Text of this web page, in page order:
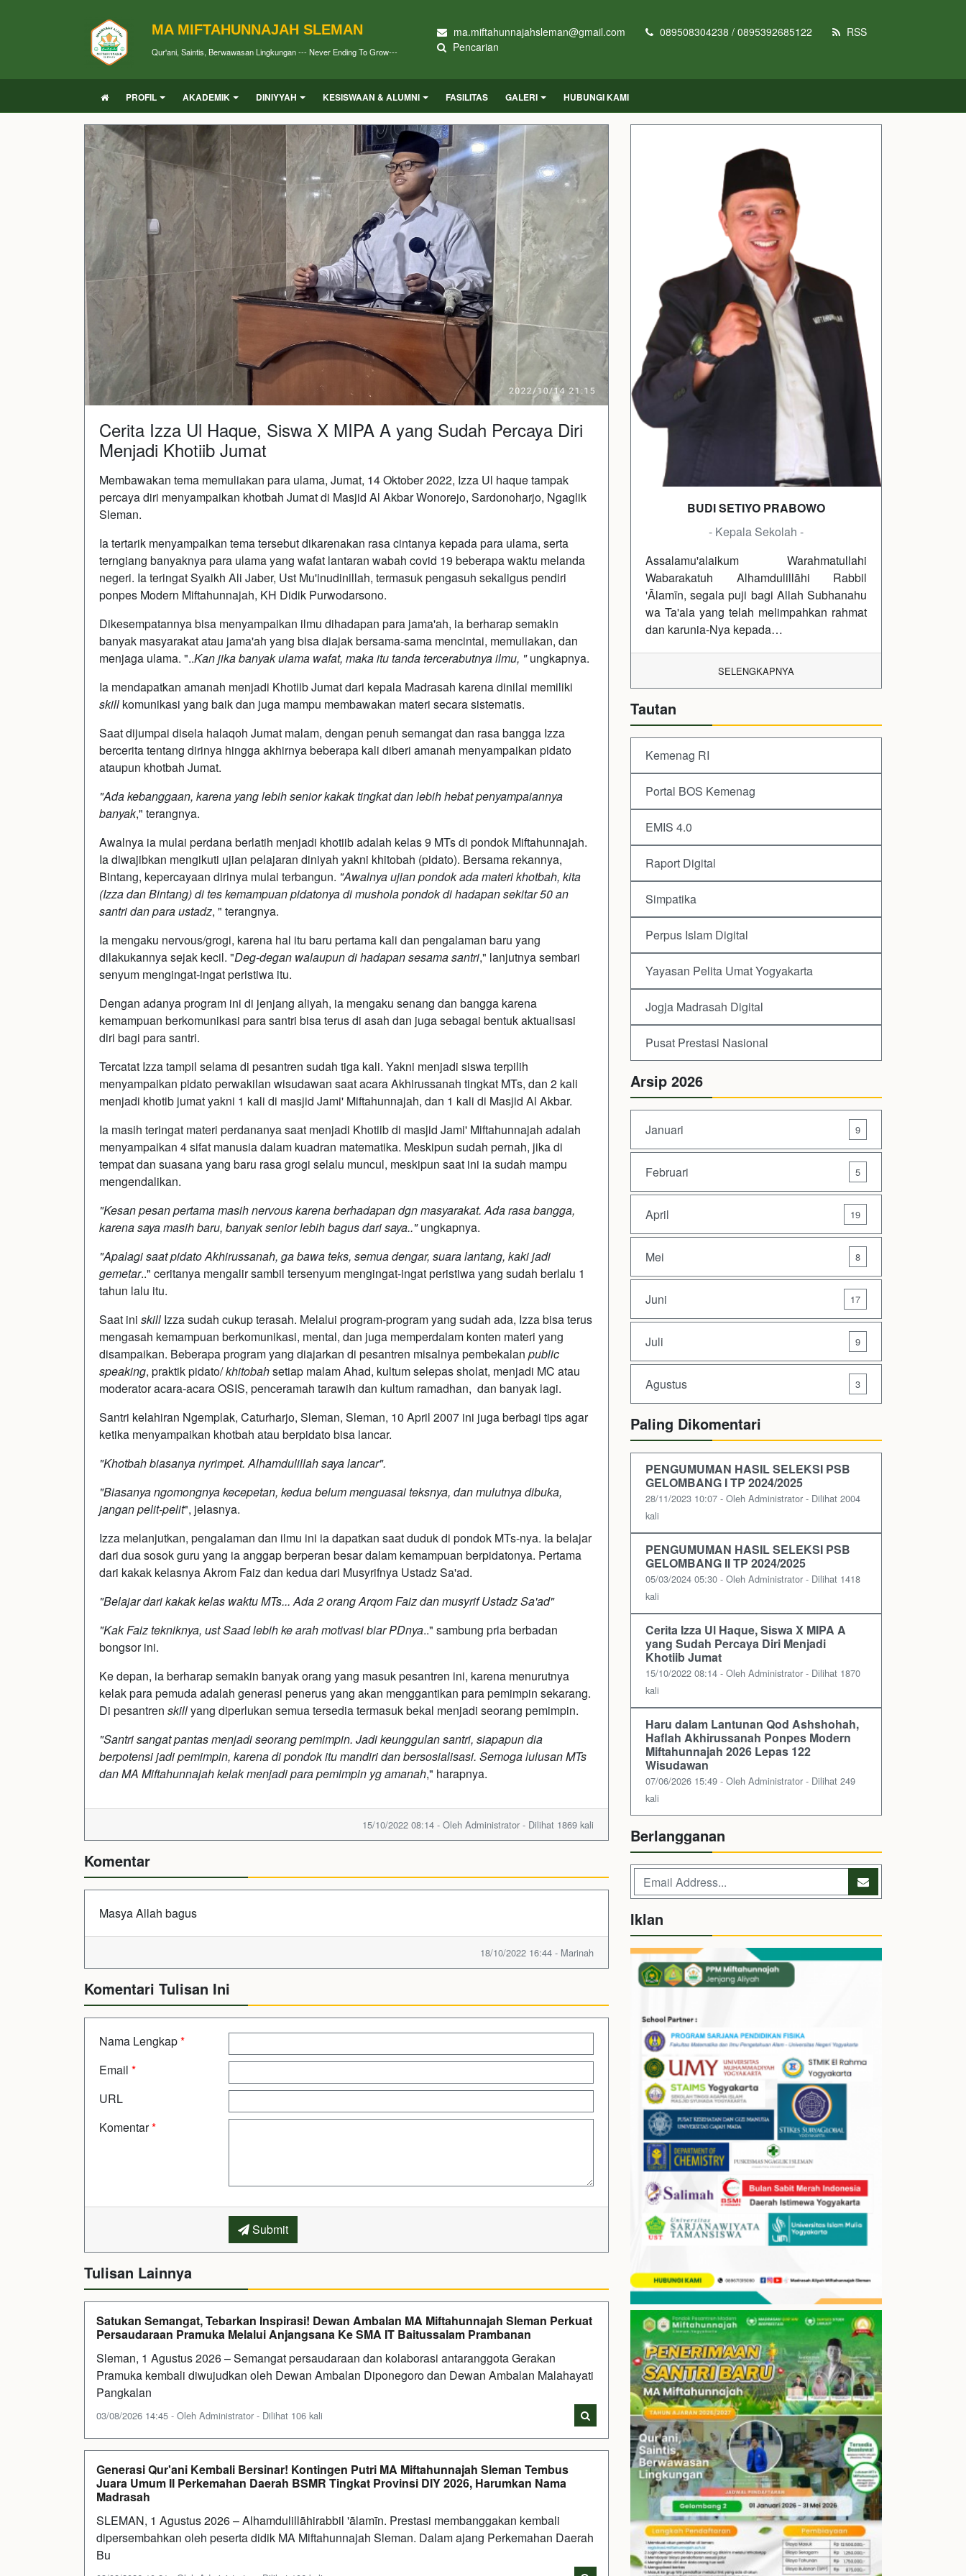
MA MIFTAHUNNAJAH SLEMAN
Qur'ani, Saintis, Berwawasan Lingkungan --- Never Ending To Grow---
ma.miftahunnajahsleman@gmail.com 089508304238 / 0895392685122
RSS
Pencarian
PROFIL AKADEMIK DINIYYAH KESISWAAN & ALUMNI FASILITAS GALERI HUBUNGI KAMI
Cerita Izza Ul Haque, Siswa X MIPA A yang Sudah Percaya Diri
Menjadi Khotiib Jumat
Membawakan tema memuliakan para ulama, Jumat, 14 Oktober 2022, Izza Ul haque tampak
percaya diri menyampaikan khotbah Jumat di Masjid Al Akbar Wonorejo, Sardonoharjo, Ngaglik
Sleman.
Ia tertarik menyampaikan tema tersebut dikarenakan rasa cintanya kepada para ulama, serta
terngiang banyaknya para ulama yang wafat lantaran wabah covid 19 beberapa waktu melanda
negeri. Ia teringat Syaikh Ali Jaber, Ust Mu'inudinillah, termasuk pengasuh sekaligus pendiri
ponpes Modern Miftahunnajah, KH Didik Purwodarsono.
Dikesempatannya bisa menyampaikan ilmu dihadapan para jama'ah, ia berharap semakin
banyak masyarakat atau jama'ah yang bisa diajak bersama-sama mencintai, memuliakan, dan
menjaga ulama. "..Kan jika banyak ulama wafat, maka itu tanda tercerabutnya ilmu, "ungkapnya.
Ia mendapatkan amanah menjadi Khotiib Jumat dari kepala Madrasah karena dinilai memiliki
skill komunikasi yang baik dan juga mampu membawakan materi secara sistematis.
Saat dijumpai disela halaqoh Jumat malam, dengan penuh semangat dan rasa bangga Izza
bercerita tentang dirinya hingga akhirnya beberapa kali diberi amanah menyampaikan pidato
ataupun khotbah Jumat.
"Ada kebanggaan, karena yang lebih senior kakak tingkat dan lebih hebat penyampaiannya
banyak," terangnya.
Awalnya ia mulai perdana berlatih menjadi khotiib adalah kelas 9 MTs di pondok Miftahunnajah.
Ia diwajibkan mengikuti ujian pelajaran diniyah yakni khitobah (pidato). Bersama rekannya,
Bintang, kepercayaan dirinya mulai terbangun. "Awalnya ujian pondok ada materi khotbah, kita
(Izza dan Bintang) di tes kemampuan pidatonya di musholapondok di hadapan sekitar 50 an
santri dan para ustadz, " terangnya.
Ia mengaku nervous/grogi, karena hal itu baru pertama kali dan pengalaman baru yang
dilakukannya sejak kecil. "Deg-degan walaupun di hadapan sesama santri," lanjutnya sembari
senyum mengingat-ingat peristiwa itu.
Dengan adanya program ini di jenjang aliyah, ia mengaku senang dan bangga karena
kemampuan berkomunikasi para santri bisa terus di asah dan juga sebagai bentuk aktualisasi
diri bagi para santri.
Tercatat Izza tampil selama di pesantren sudah tiga kali. Yakni menjadi siswa terpilih
menyampaikan pidato perwakilan wisudawan saat acara Akhirussanah tingkat MTs, dan 2 kali
menjadi khotib jumat yakni 1 kali di masjid Jami' Miftahunnajah, dan 1 kali di Masjid Al Akbar.
Ia masih teringat materi perdananya saat menjadi Khotiib di masjid Jami' Miftahunnajah adalah
menyampaikan 4 sifat manusia dalam kuadran matematika. Meskipun sudah pernah, jika di
tempat dan suasana yang baru rasa grogi selalu muncul, meskipun saat ini ia sudah mampu
mengendalikan.
"Kesan pesan pertama masih nervous karena berhadapan dgn masyarakat. Ada rasa bangga,
karena saya masih baru, banyak senior lebih bagus dari saya.."ungkapnya.
"Apalagi saat pidato Akhirussanah, ga bawa teks, semua dengar, suara lantang, kaki jadi
gemetar.." ceritanya mengalir sambil tersenyum mengingat-ingat peristiwa yang sudah berlalu 1
tahun lalu itu.
Saat ini skill Izza sudah cukup terasah. Melalui program-program yang sudah ada, Izza bisa terus
mengasah kemampuan berkomunikasi, mental, dan juga memperdalam konten materi yang
disampaikan. Beberapa program yang diajarkan di pesantren misalnya pembekalan public
speaking, praktik pidato/khitobahsetiap malam Ahad, kultum selepas sholat, menjadi MC atau
moderator acara-acara OSIS, penceramah tarawih dan kultum ramadhan, dan banyak lagi.
Santri kelahiran Ngemplak, Caturharjo, Sleman, Sleman, 10 April 2007 ini juga berbagi tips agar
ketika menyampaikan khotbah atau berpidato bisa lancar.
"Khotbah biasanya nyrimpet. Alhamdulillah saya lancar".
"Biasanya ngomongnya kecepetan, kedua belum menguasai teksnya, dan mulutnya dibuka,
jangan pelit-pelit", jelasnya.
Izza melanjutkan, pengalaman dan ilmu ini ia dapatkan saat duduk di pondok MTs-nya. Ia belajar
dari dua sosok guru yang ia anggap berperan besar dalam kemampuan berpidatonya. Pertama
dari kakak kelasnya Akrom Faiz dan kedua dari Musyrifnya Ustadz Sa'ad.
"Belajar dari kakak kelas waktu MTs... Ada 2 orang Arqom Faiz dan musyrif Ustadz Sa'ad"
"Kak Faiz tekniknya, ust Saad lebih ke arah motivasi biar PDnya.." sambung pria berbadan
bongsor ini.
Ke depan, ia berharap semakin banyak orang yang masuk pesantren ini, karena menurutnya
kelak para pemuda adalah generasi penerus yang akan menggantikan para pemimpin sekarang.
Di pesantren skillyang diperlukan semua tersedia termasuk bekal menjadi seorang pemimpin.
"Santri sangat pantas menjadi seorang pemimpin. Jadi keunggulan santri, siapapun dia
berpotensi jadi pemimpin, karena di pondok itu mandiri dan bersosialisasi. Semoga lulusan MTs
dan MA Miftahunnajah kelak menjadi para pemimpin yg amanah," harapnya.
15/10/2022 08:14 - Oleh Administrator - Dilihat 1869 kali
Komentar
Masya Allah bagus
18/10/2022 16:44 - Marinah
Komentari Tulisan Ini
Nama Lengkap*
Email *
URL
Komentar*
Submit
Tulisan Lainnya
Satukan Semangat, Tebarkan Inspirasi! Dewan Ambalan MA Miftahunnajah Sleman Perkuat
Persaudaraan Pramuka Melalui Anjangsana Ke SMA IT Baitussalam Prambanan
Sleman, 1 Agustus 2026 – Semangat persaudaraan dan kolaborasi antaranggota Gerakan
Pramuka kembali diwujudkan oleh Dewan Ambalan Diponegoro dan Dewan Ambalan Malahayati
Pangkalan
03/08/2026 14:45 - Oleh Administrator - Dilihat 106 kali
Generasi Qur'ani Kembali Bersinar! Kontingen Putri MA Miftahunnajah Sleman Tembus
Juara Umum II Perkemahan Daerah BSMR Tingkat Provinsi DIY 2026, Harumkan Nama
Madrasah
SLEMAN, 1 Agustus 2026 – Alhamdulillāhirabbil 'ālamīn. Prestasi membanggakan kembali
dipersembahkan oleh peserta didik MA Miftahunnajah Sleman. Dalam ajang Perkemahan Daerah
Bu
BUDI SETIYO PRABOWO
- Kepala Sekolah -
Assalamu'alaikum Warahmatullahi
Wabarakatuh Alhamdulillāhi Rabbil
'Ālamīn, segala puji bagi Allah Subhanahu
wa Ta'ala yang telah melimpahkan rahmat
dan karunia-Nya kepada…
SELENGKAPNYA
Tautan
Kemenag RI
Portal BOS Kemenag
EMIS 4.0
Raport Digital
Simpatika
Perpus Islam Digital
Yayasan Pelita Umat Yogyakarta
Jogja Madrasah Digital
Pusat Prestasi Nasional
Arsip 2026
Januari 9
Februari 5
April 19
Mei 8
Juni 17
Juli 9
Agustus 3
Paling Dikomentari
PENGUMUMAN HASIL SELEKSI PSB
GELOMBANG I TP 2024/2025
28/11/2023 10:07 - Oleh Administrator - Dilihat 2004
kali
PENGUMUMAN HASIL SELEKSI PSB
GELOMBANG II TP 2024/2025
05/03/2024 05:30 - Oleh Administrator - Dilihat 1418
kali
Cerita Izza Ul Haque, Siswa X MIPA A
yang Sudah Percaya Diri Menjadi
Khotiib Jumat
15/10/2022 08:14 - Oleh Administrator - Dilihat 1870
kali
Haru dalam Lantunan Qod Ashshohah,
Haflah Akhirussanah Ponpes Modern
Miftahunnajah 2026 Lepas 122
Wisudawan
07/06/2026 15:49 - Oleh Administrator - Dilihat 249
kali
Berlangganan
Iklan